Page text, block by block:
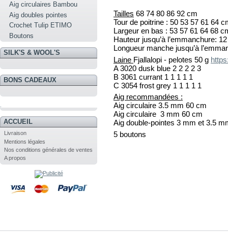
Aig circulaires Bambou
Aig doubles pointes
Crochet Tulip ETIMO
Boutons
SILK'S & WOOL'S
BONS CADEAUX
ACCUEIL
Livraison
Mentions légales
Nos conditions générales de ventes
A propos
Tailles 68 74 80 86 92 cm
Tour de poitrine : 50 53 57 61 64
Largeur en bas : 53 57 61 64 68
Hauteur jusqu’à l’emmanchure: 12
Longueur manche jusqu’à
Laine Fjallalopi - pelotes 50 g
A 3020 dusk blue 2 2 2 2 3
B 3061 currant 1 1 1 1 1
C 3054 frost grey 1 1 1 1 1
Aig recommandées :
Aig circulaire 3.5 mm 60 cm
Aig circulaire 3 mm 60 cm
Aig double-pointes 3 mm et 3.5
5 boutons